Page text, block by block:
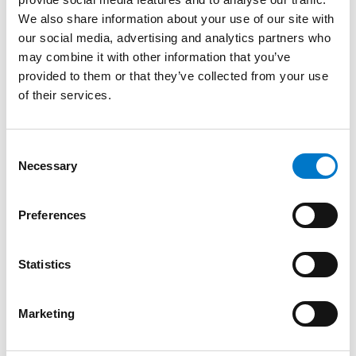
We also share information about your use of our site with
our social media, advertising and analytics partners who
may combine it with other information that you’ve
provided to them or that they’ve collected from your use
of their services.
Necessary
Preferences
Statistics
Marketing
300 mm
une paire de fixations permanentes en métal pour
la version 300 mm uniquement.
Robustes et discrètes
, elles sont conçues pour une
Plus d'informations